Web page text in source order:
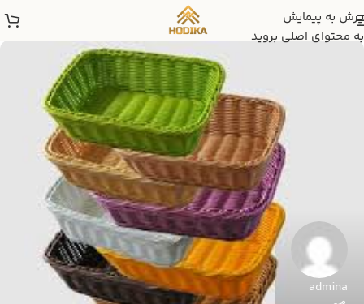
پرش به پیمایش
به محتوای اصلی بروید
admina